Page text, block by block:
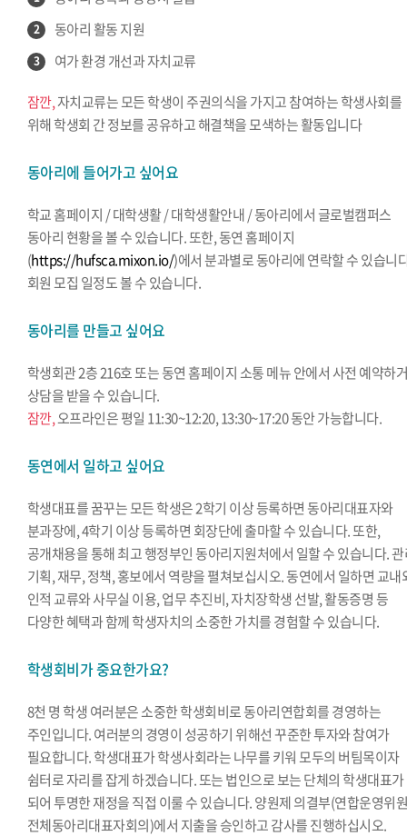
2 동아리 활동 지원
3 여가 환경 개선과 자치교류
잠깐,자치교류는 모든 학생이 주권의식을 가지고 참여하는 학생사회를
위해 학생회 간 정보를 공유하고 해결책을 모색하는 활동입니다
동아리에 들어가고 싶어요
학교 홈페이지 / 대학생활 / 대학생활안내 / 동아리에서 글로벌캠퍼스
동아리 현황을 볼 수 있습니다. 또한, 동연 홈페이지
(https://hufsca.mixon.io/)에서 분과별로 동아리에 연락할 수 있습니
회원 모집 일정도 볼 수 있습니다.
동아리를 만들고 싶어요
학생회관 2층 216호 또는 동연 홈페이지 소통 메뉴 안에서 사전 예약하
상담을 받을 수 있습니다.
잠깐,오프라인은 평일 11:30~12:20, 13:30~17:20 동안 가능합니다.
동연에서 일하고 싶어요
학생대표를 꿈꾸는 모든 학생은 2학기 이상 등록하면 동아리대표자와
분과장에, 4학기 이상 등록하면 회장단에 출마할 수 있습니다. 또한,
공개채용을 통해 최고 행정부인 동아리지원처에서 일할 수 있습니다.
기획, 재무, 정책, 홍보에서 역량을 펼쳐보십시오. 동연에서 일하면 교내
인적 교류와 사무실 이용, 업무 추진비, 자치장학생 선발, 활동증명 등
다양한 혜택과 함께 학생자치의 소중한 가치를 경험할 수 있습니다.
학생회비가 중요한가요?
8천 명 학생 여러분은 소중한 학생회비로 동아리연합회를 경영하는
주인입니다. 여러분의 경영이 성공하기 위해선 꾸준한 투자와 참여가
필요합니다. 학생대표가 학생사회라는 나무를 키워 모두의 버팀목이자
쉼터로 자리를 잡게 하겠습니다. 또는 법인으로 보는 단체의 학생대표가
되어 투명한 재정을 직접 이룰 수 있습니다. 양원제 의결부(연합운영위
전체동아리대표자회의)에서 지출을 승인하고 감사를 진행하십시오.